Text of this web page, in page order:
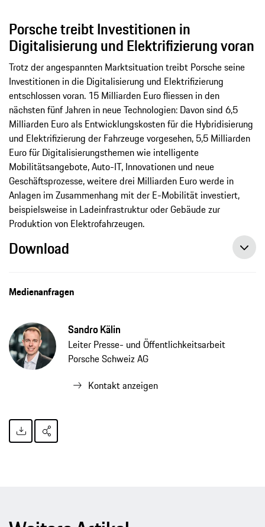
Porsche treibt Investitionen in
Digitalisierung und Elektrifizierung voran
Trotz der angespannten Marktsituation treibt Porsche seine
Investitionen in die Digitalisierung und Elektrifizierung
entschlossen voran. 15 Milliarden Euro fliessen in den
nächsten fünf Jahren in neue Technologien: Davon sind 6,5
Milliarden Euro als Entwicklungskosten für die Hybridisierung
und Elektrifizierung der Fahrzeuge vorgesehen, 5,5 Milliarden
Euro für Digitalisierungsthemen wie intelligente
Mobilitätsangebote, Auto-IT, Innovationen und neue
Geschäftsprozesse, weitere drei Milliarden Euro werde in
Anlagen im Zusammenhang mit der E-Mobilität investiert,
beispielsweise in Ladeinfrastruktur oder Gebäude zur
Produktion von Elektrofahrzeugen.
Download
Medienanfragen
Sandro Kälin
Leiter Presse- und Öffentlichkeitsarbeit
Porsche Schweiz AG
Kontakt anzeigen